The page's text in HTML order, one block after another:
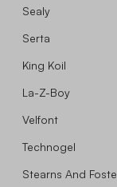
Sealy
Serta
King Koil
La-Z-Boy
Velfont
Technogel
Stearns And